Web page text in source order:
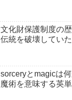
文化財保護制度の
伝統を破壊してい
sorceryとmagicは
魔術を意味する英